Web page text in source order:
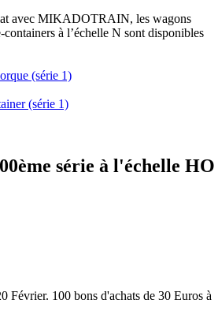
avec MIKADOTRAIN, les wagons
à l’échelle N sont disponibles
(série 1)
(série 1)
série à l'échelle HO
Février. 100 bons d'achats de 30 Euros à